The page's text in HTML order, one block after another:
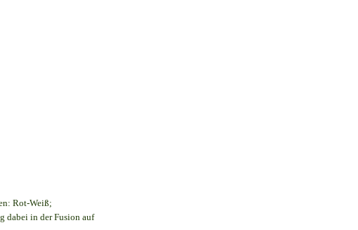
Rot-Weiß;
dabei in der Fusion auf